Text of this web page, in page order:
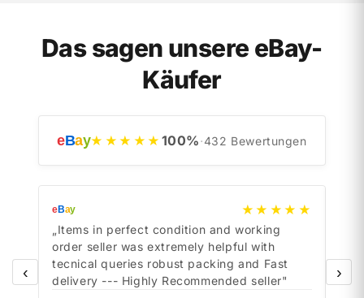
Das sagen unsere eBay-
Käufer
eBay★★★★★ 100%·432 Bewertungen
‹
eBay ★★★★★
„Items in perfect condition and working
order seller was extremely helpful with
tecnical queries robust packing and Fast
delivery --- Highly Recommended seller"
›